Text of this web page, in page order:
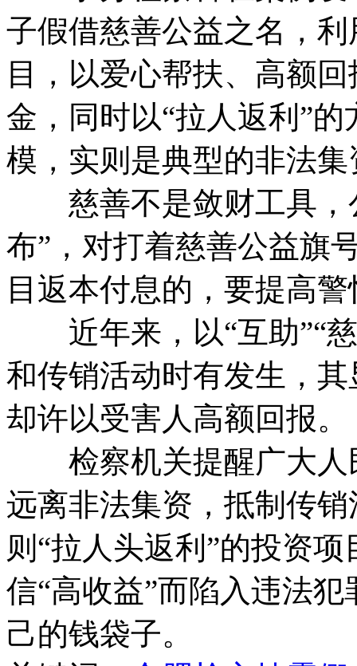
子假借慈善公益之名，
目，以爱心帮扶、高额
金，同时以“拉人返利”
模，实则是典型的非法
慈善不是敛财工具，
布”，对打着慈善公益旗
目返本付息的，要提高警
近年来，以“互助”“慈
和传销活动时有发生，
却许以受害人高额回报。
检察机关提醒广大人
远离非法集资，抵制传
则“拉人头返利”的投资
信“高收益”而陷入违法
己的钱袋子。